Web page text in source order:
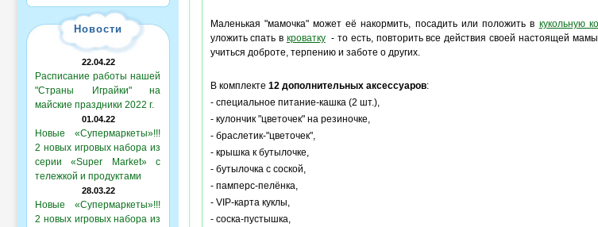
Новости
22.04.22
Расписание работы нашей
"Страны Играйки" на
майские праздники 2022 г.
01.04.22
Новые «Супермаркеты»!!!
2 новых игровых набора из
серии «Super Market» с
тележкой и продуктами
28.03.22
Новые «Супермаркеты»!!!
2 новых игровых набора из
Маленькая "мамочка" может её накормить, посадить или положить в кукольную
уложить спать в кроватку- то есть, повторить все действия своей настоящей
учиться доброте, терпению и заботе о других.
В комплекте 12 дополнительных аксессуаров:
- специальное питание-кашка (2 шт.),
- кулончик "цветочек" на резиночке,
- браслетик-"цветочек",
- крышка к бутылочке,
- бутылочка с соской,
- памперс-пелёнка,
- VIP-карта куклы,
- соска-пустышка,